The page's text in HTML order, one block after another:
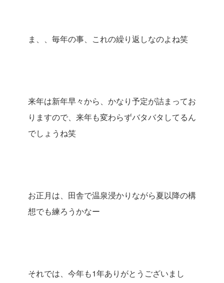
ま、、毎年の事、これの繰り返しなのよね笑
来年は新年早々から、かなり予定が詰まってお
りますので、来年も変わらずバタバタしてるん
でしょうね笑
お正月は、田舎で温泉浸かりながら夏以降の構
想でも練ろうかなー
それでは、今年も1年ありがとうございまし